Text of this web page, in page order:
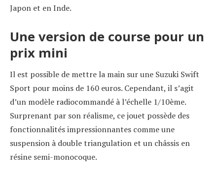
Japon et en Inde.
Une version de course pour un
prix mini
Il est possible de mettre la main sur une Suzuki Swift
Sport pour moins de 160 euros. Cependant, il s’agit
d’un modèle radiocommandé à l’échelle 1/10ème.
Surprenant par son réalisme, ce jouet possède des
fonctionnalités impressionnantes comme une
suspension à double triangulation et un châssis en
résine semi-monocoque.